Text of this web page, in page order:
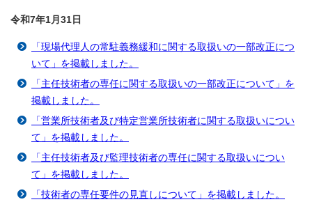
令和7年1月31 日
「現場代理人の常駐義務緩和に関する取扱いの一部改正につ
いて」を掲載しました。
「主任技術者の専任に関する取扱いの一部改正について」を
掲載しました。
「営業所技術者及び特定営業所技術者に関する取扱いについ
て」を掲載しました。
「主任技術者及び監理技術者の専任に関する取扱いについ
て」を掲載しました。
「技術者の専任要件の見直しについて」を掲載しました。